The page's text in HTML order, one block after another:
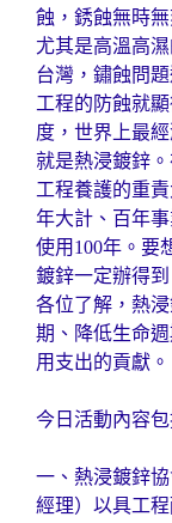
蝕，銹蝕無時
尤其是高溫高
台灣，鏽蝕問
工程的防蝕就
度，世界上最
就是熱浸鍍鋅
工程養護的重
年大計、百年
使用100年。要
鍍鋅一定辦得
各位了解，熱
期、降低生命
用支出的貢獻。
今日活動內容包
一、熱浸鍍鋅
經理）以具工